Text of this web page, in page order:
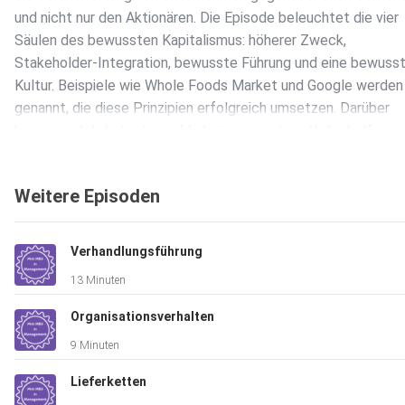
und nicht nur den Aktionären. Die Episode beleuchtet die vier
Säulen des bewussten Kapitalismus: höherer Zweck,
Stakeholder-Integration, bewusste Führung und eine
Kultur. Beispiele wie Whole Foods Market und Google werden
genannt, die diese Prinzipien erfolgreich umsetzen. Darüber
Erkenntnisse der gesamten Staffel und stellt heraus, das der
Marketingprofis, die Führungsambitionen haben, richtet.
Wichtige Erkenntnisse:
Weitere Episoden
Verhandlungsführung
13 Minuten
Organisationsverhalten
9 Minuten
Lieferketten